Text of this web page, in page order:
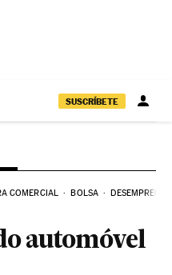
SUSCRÍBETE
COMERCIAL BOLSA DESEMPREGO
automóvel